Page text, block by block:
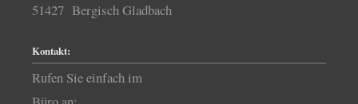
51427 Bergisch Gladbach
Kontakt:
Rufen Sie einfach im